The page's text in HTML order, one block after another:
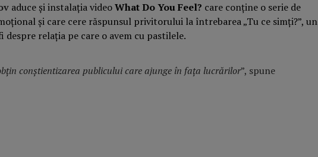
aduce și instalația videoWhat Do You Feel? care conține o serie de
și care cere răspunsul privitorului la întrebarea „Tu ce simți?”, un
despre relația pe care o avem cu pastilele.
conștientizarea publicului care ajunge în fața lucrărilor”, spune